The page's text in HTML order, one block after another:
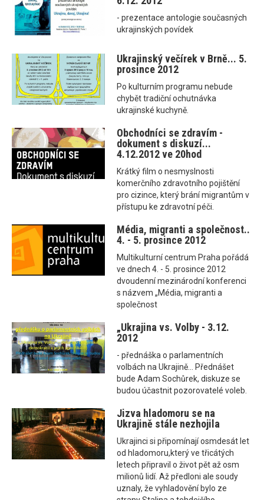
- prezentace antologie současných
ukrajinských povídek
Ukrajinský večírek v Brně... 5.
prosince 2012
Po kulturním programu nebude
chybět tradiční ochutnávka
ukrajinské kuchyně.
Obchodníci se zdravím -
dokument s diskuzí...
4.12.2012 ve 20hod
Krátký film o nesmyslnosti
komerčního zdravotního pojištění
pro cizince, který brání migrantům v
přístupu ke zdravotní péči.
Média, migranti a společnost..
4. - 5. prosince 2012
Multikulturní centrum Praha pořádá
ve dnech 4. - 5. prosince 2012
dvoudenní mezinárodní konferenci
s názvem „Média, migranti a
společnost
„Ukrajina vs. Volby - 3.12.
2012
- přednáška o parlamentních
volbách na Ukrajině... Přednášet
bude Adam Sochůrek, diskuze se
budou účastnit pozorovatelé voleb.
Jizva hladomoru se na
Ukrajině stále nezhojila
Ukrajinci si připomínají osmdesát let
od hladomoru,který ve třicátých
letech připravil o život pět až osm
milionů lidí. Až předloni ale soudy
uznaly, že vyhladovění bylo ze